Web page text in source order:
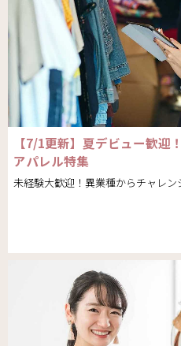
【7/1更新】夏デビュー歓迎
アパレル特集
未経験大歓迎！異業種からチャレ